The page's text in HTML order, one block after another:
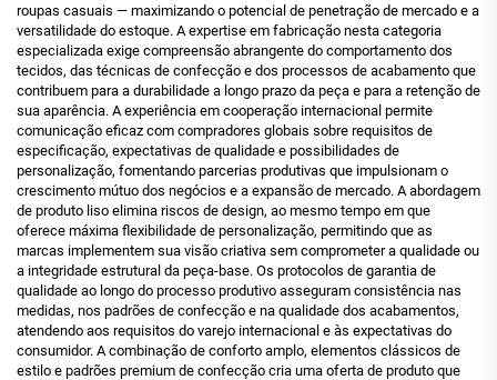
roupas casuais — maximizando o potencial de penetração de mercado e a
versatilidade do estoque. A expertise em fabricação nesta categoria
especializada exige compreensão abrangente do comportamento dos
tecidos, das técnicas de confecção e dos processos de acabamento que
contribuem para a durabilidade a longo prazo da peça e para a retenção de
sua aparência. A experiência em cooperação internacional permite
comunicação eficaz com compradores globais sobre requisitos de
especificação, expectativas de qualidade e possibilidades de
personalização, fomentando parcerias produtivas que impulsionam o
crescimento mútuo dos negócios e a expansão de mercado. A abordagem
de produto liso elimina riscos de design, ao mesmo tempo em que
oferece máxima flexibilidade de personalização, permitindo que as
marcas implementem sua visão criativa sem comprometer a qualidade ou
a integridade estrutural da peça-base. Os protocolos de garantia de
qualidade ao longo do processo produtivo asseguram consistência nas
medidas, nos padrões de confecção e na qualidade dos acabamentos,
atendendo aos requisitos do varejo internacional e às expectativas do
consumidor. A combinação de conforto amplo, elementos clássicos de
estilo e padrões premium de confecção cria uma oferta de produto que